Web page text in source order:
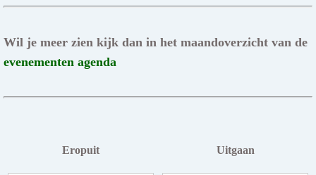
Wil je meer zien kijk dan in het maandoverzicht van de
evenementen agenda
Eropuit Uitgaan